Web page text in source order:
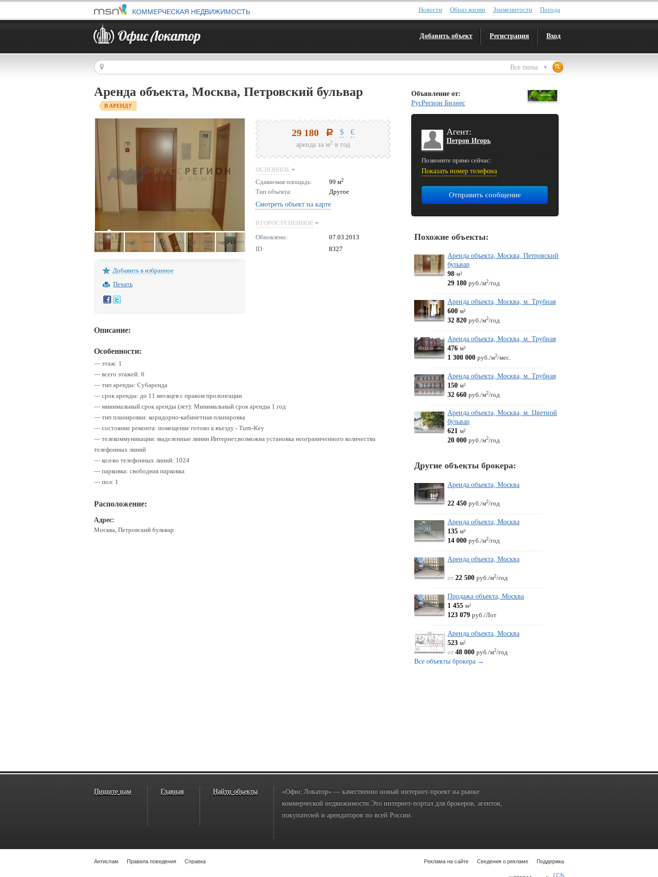
КОММЕРЧЕСКАЯ НЕДВИЖИМОСТЬ Погода
Знаменитости
Образ жизни
Новости
Вход
Регистрация
Добавить объект
Все типы
Аренда объекта, Москва, Петровский бульвар
В АРЕНДУ
Добавить в избранное
Печать
29 180 a $ €
аренда за м2 в год
ОСНОВНОЕ
Сдаваемая площадь: 99 м2
Тип объекта:
Другое
Смотреть объект на карте
ВТОРОСТЕПЕННОЕ
Обновлено:
07.03.2013
ID:
8327
Описание:
Особенности:
— этаж: 1
— всего этажей: 6
— тип аренды: Субаренда
— срок аренды: до 11 месяцев с правом пролонгации
— минимальный срок аренды (лет): Минимальный срок аренды 1 год
— тип планировки: коридорно-кабинетная планировка
— состояние ремонта: помещение готово к въезду - Turn-Key
— телекоммуникации: выделенные линии Интернет,возможна установка неограниченного количества
телефонных линий
— кол-во телефонных линий: 1024
— парковка: свободная парковка
— пол: 1
Расположение:
Адрес:
Москва, Петровский бульвар
Объявление от:
РусРегион Бизнес
Агент:
Петров Игорь
Позвоните прямо сейчас:
Показать номер телефона
Отправить сообщение
Похожие объекты:
Аренда объекта, Москва, Петровский
бульвар
98 м²
29 180 руб./м2/год
Аренда объекта, Москва, м. Трубная
600 м²
32 820 руб./м2/год
Аренда объекта, Москва, м. Трубная
476 м²
1 300 000 руб./м2/мес.
Аренда объекта, Москва, м. Трубная
150 м²
32 660 руб./м2/год
Аренда объекта, Москва, м. Цветной
бульвар
621 м²
20 000 руб./м2/год
Другие объекты брокера:
Аренда объекта, Москва
22 450 руб./м2/год
Аренда объекта, Москва
135 м²
14 000 руб./м2/год
Аренда объекта, Москва
от 22 500 руб./м2/год
Продажа объекта, Москва
1 455 м²
123 079 руб./Лот
Аренда объекта, Москва
523 м²
от 48 000 руб./м2/год
Все объекты брокера →
Пишите нам Главная Найти объекты
«Офис Локатор» — качественно новый интернет-проект на рынке
коммерческой недвижимости.Это интернет-портал для брокеров, агентов,
покупателей и арендаторов по всей России.
Антиспам Правила поведения Справка Реклама на сайте Сведения о рекламе Поддержка